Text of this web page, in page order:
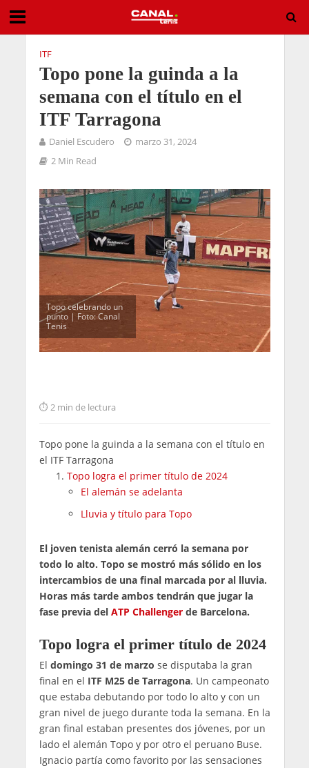
ITF
Topo pone la guinda a la
semana con el título en el
ITF Tarragona
Daniel Escudero
marzo 31, 2024
2 Min Read
Topo celebrando un
punto | Foto: Canal
Tenis
2 min de lectura
Topo pone la guinda a la semana con el título en
el ITF Tarragona
Topo logra el primer título de 2024
El alemán se adelanta
Lluvia y título para Topo
El joven tenista alemán cerró la semana por
todo lo alto. Topo se mostró más sólido en los
intercambios de una final marcada por al lluvia.
Horas más tarde ambos tendrán que jugar la
fase previa del ATP Challengerde Barcelona.
Topo logra el primer título de 2024
El domingo 31 de marzo se disputaba la gran
final en el ITF M25 de Tarragona. Un campeonato
que estaba debutando por todo lo alto y con un
gran nivel de juego durante toda la semana. En la
gran final estaban presentes dos jóvenes, por un
lado el alemán Topo y por otro el peruano Buse.
Ignacio partía como favorito por las sensaciones